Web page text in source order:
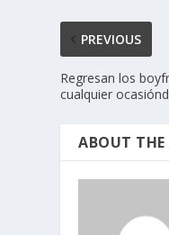
PREVIOUS
Regresan los
cualquier ocasiónd
ABOUT